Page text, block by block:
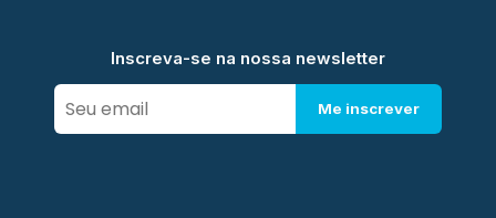
Inscreva-se na nossa newsletter
Me inscrever